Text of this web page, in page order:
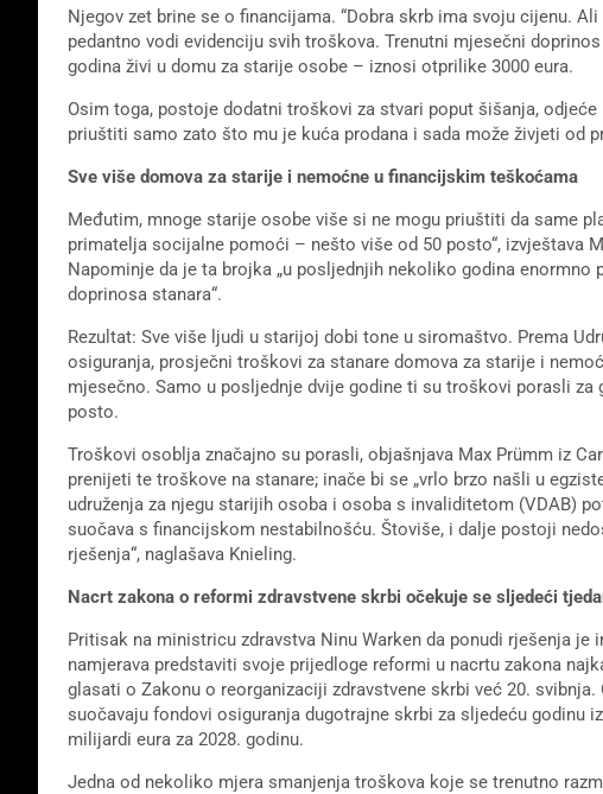
Njegov zet brine se o financijama. “Dobra skrb ima svoju cijenu.
pedantno vodi evidenciju svih troškova. Trenutni mjesečni
godina živi u domu za starije osobe – iznosi otprilike 3000 eura.
Osim toga, postoje dodatni troškovi za stvari poput šišanja,
priuštiti samo zato što mu je kuća prodana i sada može živjeti od
Sve više domova za starije i nemoćne u financijskim teškoćama
Međutim, mnoge starije osobe više si ne mogu priuštiti da same
primatelja socijalne pomoći – nešto više od 50 posto“, izvještava
Napominje da je ta brojka „u posljednjih nekoliko godina
doprinosa stanara“.
Rezultat: Sve više ljudi u starijoj dobi tone u siromaštvo. Prema
osiguranja, prosječni troškovi za stanare domova za starije i
mjesečno. Samo u posljednje dvije godine ti su troškovi porasli
posto.
Troškovi osoblja značajno su porasli, objašnjava Max Prümm iz
prenijeti te troškove na stanare; inače bi se „vrlo brzo našli u
udruženja za njegu starijih osoba i osoba s invaliditetom (VDAB)
suočava s financijskom nestabilnošću. Štoviše, i dalje postoji
rješenja“, naglašava Knieling.
Nacrt zakona o reformi zdravstvene skrbi očekuje se sljedeći
Pritisak na ministricu zdravstva Ninu Warken da ponudi rješenja je
namjerava predstaviti svoje prijedloge reformi u nacrtu zakona
glasati o Zakonu o reorganizaciji zdravstvene skrbi već 20.
suočavaju fondovi osiguranja dugotrajne skrbi za sljedeću godinu
milijardi eura za 2028. godinu.
Jedna od nekoliko mjera smanjenja troškova koje se trenutno